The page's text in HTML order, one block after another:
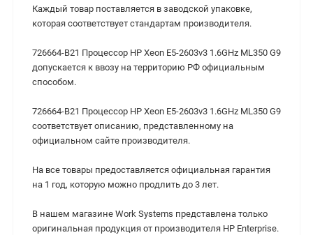
Каждый товар поставляется в заводской упаковке,
которая соответствует стандартам производителя.
726664-B21 Процессор HP Xeon E5-2603v3 1.6GHz ML350 G9
допускается к ввозу на территорию РФ официальным
способом.
726664-B21 Процессор HP Xeon E5-2603v3 1.6GHz ML350 G9
соответствует описанию, представленному на
официальном сайте производителя.
На все товары предоставляется официальная гарантия
на 1 год, которую можно продлить до 3 лет.
В нашем магазине Work Systems представлена только
оригинальная продукция от производителя HP Enterprise.